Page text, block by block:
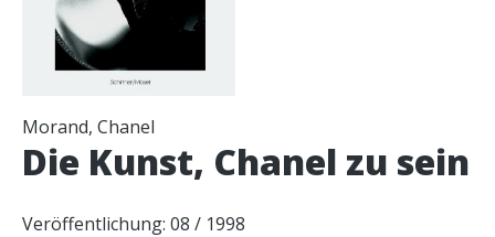
Morand, Chanel
Die Kunst, Chanel zu sein
Veröffentlichung: 08 / 1998